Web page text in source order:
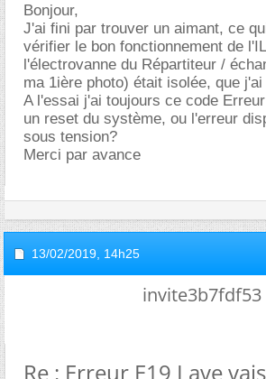
Bonjour,
J'ai fini par trouver un aimant, ce
vérifier le bon fonctionnement de
l'électrovanne du Répartiteur /
ma 1ière photo) était isolée, que
A l'essai j'ai toujours ce code
un reset du système, ou l'erreur
sous tension?
Merci par avance
13/02/2019, 14h25
invite3b7fdf53
Re : Erreur E19 Lave